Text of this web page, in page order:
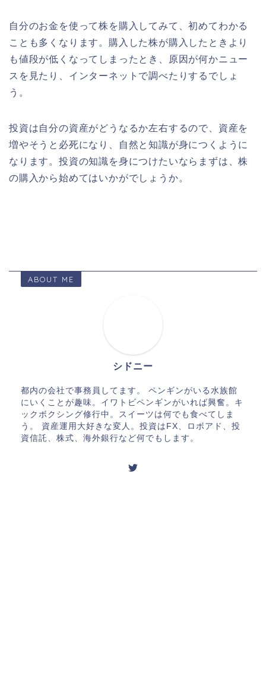
自分のお金を使って株を購入してみて、初めてわかる
ことも多くなります。購入した株が購入したときより
も値段が低くなってしまったとき、原因が何かニュー
スを見たり、インターネットで調べたりするでしょ
う。
投資は自分の資産がどうなるか左右するので、資産を
増やそうと必死になり、自然と知識が身につくように
なります。投資の知識を身につけたいならまずは、株
の購入から始めてはいかがでしょうか。
ABOUT ME
シドニー
都内の会社で事務員してます。 ペンギンがいる水族館
にいくことが趣味。イワトビペンギンがいれば興奮。キ
ックボクシング修行中。スイーツは何でも食べてしま
う。 資産運用大好きな変人。投資はFX、ロボアド、投
資信託、株式、海外銀行など何でもします。